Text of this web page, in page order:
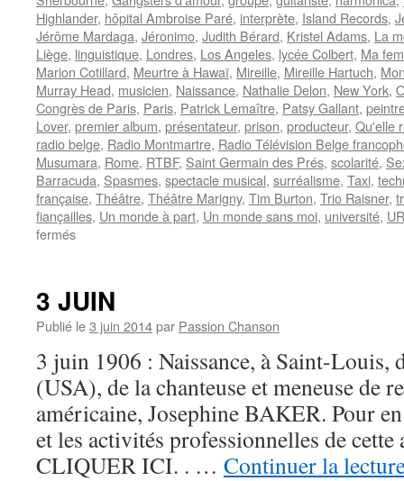
Highlander, hôpital Ambroise Paré, interprète, Island Records,
Jérôme Mardaga, Jéronimo, Judith Bérard, Kristel Adams, La
Liège, linguistique, Londres, Los Angeles, lycée Colbert, Ma
Marion Cotillard, Meurtre à Hawaï, Mireille, Mireille Hartuch,
Murray Head, musicien, Naissance, Nathalie Delon, New York,
Congrès de Paris, Paris, Patrick Lemaître, Patsy Gallant,
Lover, premier album, présentateur, prison, producteur, Qu'elle
radio belge, Radio Montmartre, Radio Télévision Belge
Musumara, Rome, RTBF, Saint Germain des Prés, scolarité,
Barracuda, Spasmes, spectacle musical, surréalisme, Taxi,
française, Théâtre, Théâtre Marigny, Tim Burton, Trio Raisner,
fiançailles, Un monde à part, Un monde sans moi, université,
ferméssur
3 JUIN
Publié le3 juin 2014par Passion Chanson
3 juin 1906 : Naissance, à Saint-Louis,
(USA), de la chanteuse et meneuse de
américaine, Josephine BAKER. Pour
et les activités professionnelles de
CLIQUER ICI. . … Continuer la